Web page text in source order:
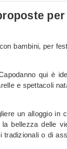
per
bambini, per
qui è
e spettacoli
un alloggio in
bellezza delle
o di